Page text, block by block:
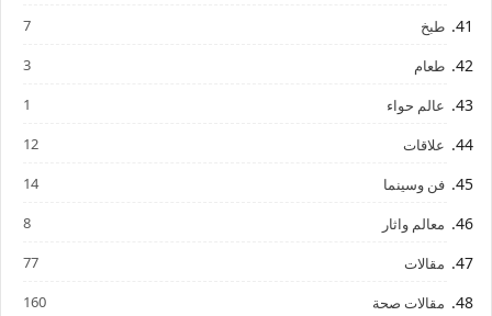
طبخ 7
طعام 3
عالم حواء 1
علاقات 12
فن وسينما 14
معالم واثار 8
مقالات 77
مقالات صحة 160